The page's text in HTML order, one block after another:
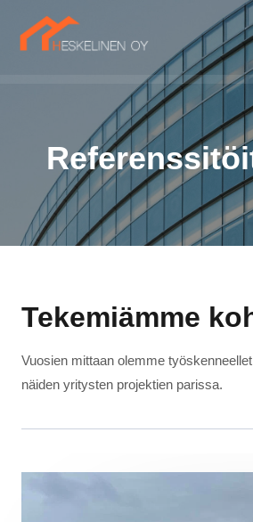
Tekemiämme
Vuosien mittaan olemme
näiden yritysten projektien parissa.